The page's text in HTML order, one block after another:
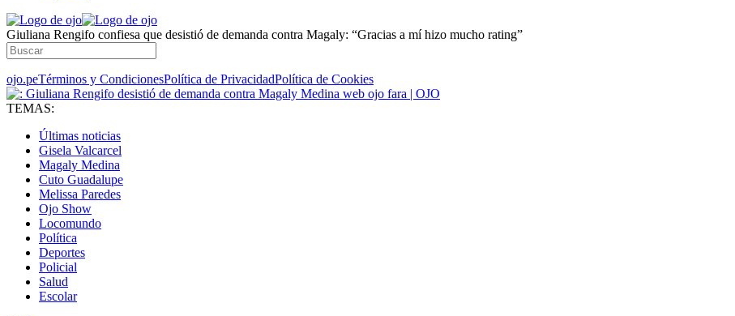
Giuliana Rengifo confiesa que desistió de demanda contra Magaly: “Gracias a mí hizo mucho rating”
ojo.peTérminos y CondicionesPolítica de PrivacidadPolítica de Cookies
TEMAS:
Últimas noticias
Gisela Valcarcel
Magaly Medina
Cuto Guadalupe
Melissa Paredes
Ojo Show
Locomundo
Política
Deportes
Policial
Salud
Escolar